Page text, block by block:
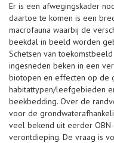
Er is een afwegingskader
daartoe te komen is een
macrofauna waarbij de
beekdal in beeld worden
Schetsen van
ingesneden beken in een
biotopen en effecten op de
habitattypen/leefgebieden
beekbedding. Over de
voor de
veel bekend uit eerder
verontdieping. De vraag is